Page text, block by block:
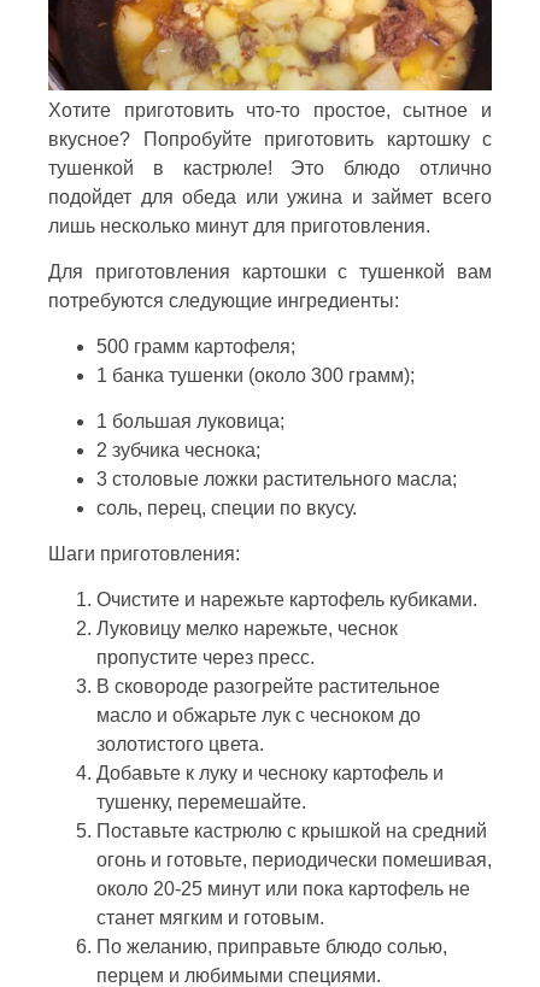
Хотите приготовить что-то простое, сытное и
вкусное? Попробуйте приготовить картошку с
тушенкой в кастрюле! Это блюдо отлично
подойдет для обеда или ужина и займет всего
лишь несколько минут для приготовления.
Для приготовления картошки с тушенкой вам
потребуются следующие ингредиенты:
500 грамм картофеля;
1 банка тушенки (около 300 грамм);
1 большая луковица;
2 зубчика чеснока;
3 столовые ложки растительного масла;
соль, перец, специи по вкусу.
Шаги приготовления:
Очистите и нарежьте картофель кубиками.
Луковицу мелко нарежьте, чеснок
пропустите через пресс.
В сковороде разогрейте растительное
масло и обжарьте лук с чесноком до
золотистого цвета.
Добавьте к луку и чесноку картофель и
тушенку, перемешайте.
Поставьте кастрюлю с крышкой на средний
огонь и готовьте, периодически помешивая,
около 20-25 минут или пока картофель не
станет мягким и готовым.
По желанию, приправьте блюдо солью,
перцем и любимыми специями.